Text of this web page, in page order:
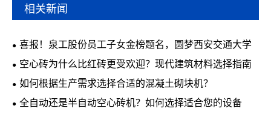
相关新闻
喜报！泉工股份员工子女金榜题名，圆梦西安交通大学
空心砖为什么比红砖更受欢迎？现代建筑材料选择指南
如何根据生产需求选择合适的混凝土砌块机？
全自动还是半自动空心砖机？如何选择适合您的设备